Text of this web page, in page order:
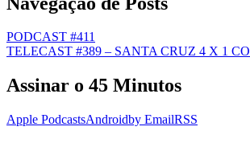
PODCAST #411
TELECAST #389 – SANTA CRUZ 4 X 1
Assinar o 45 Minutos
Apple PodcastsAndroidby EmailRSS